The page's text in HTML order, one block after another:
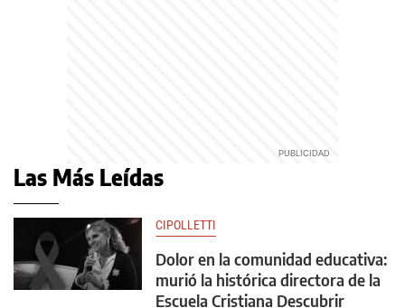
Las Más Leídas
CIPOLLETTI
Dolor en la comunidad educativa:
murió la histórica directora de la
Escuela Cristiana Descubrir